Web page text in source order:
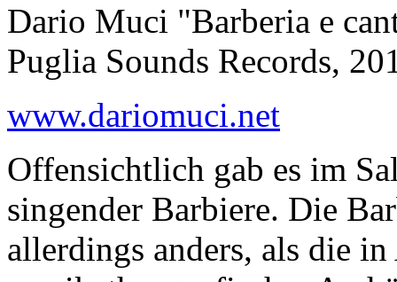
Dario Muci "Barberia e
Puglia Sounds Records,
www.dariomuci.net
Offensichtlich gab es im
singender Barbiere. Die
allerdings anders, als die